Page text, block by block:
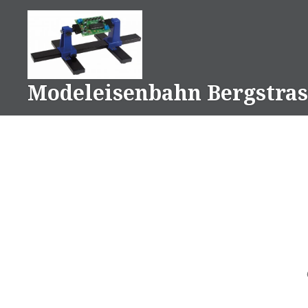
springen
Modeleisenbahn